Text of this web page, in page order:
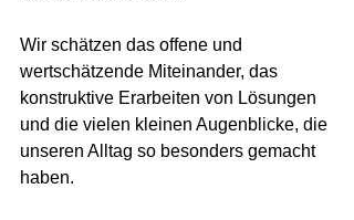
Wir schätzen das offene und
wertschätzende Miteinander, das
konstruktive Erarbeiten von Lösungen
und die vielen kleinen Augenblicke, die
unseren Alltag so besonders gemacht
haben.